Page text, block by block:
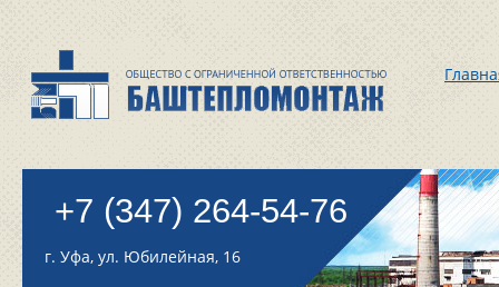
+7 (347) 264-54-76
г. Уфа, ул. Юбилейная, 16